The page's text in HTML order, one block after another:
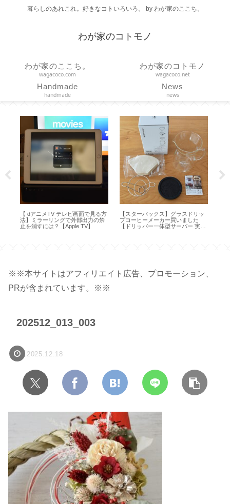
暮らしのあれこれ。好きなコトいろいろ。 by わが家のここち。
わが家のコトモノ
わが家のここち。
wagacoco.com
わが家のコトモノ
wagacoco.net
Handmade
handmade
News
news
【 dアニメTV テレビ画面で見る方
法】ミラーリングで外部出力の禁
止を消すには？【Apple TV】
【スターバックス】グラスドリッ
プコーヒーメーカー買いました
【ドリッパー一体型サーバー 実用
※※本サイトはアフィリエイト広告、プロモーション、
PRが含まれています。※※
202512_013_003
2025.12.18